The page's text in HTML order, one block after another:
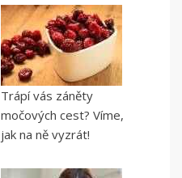
Trápí vás záněty
močových cest? Víme,
jak na ně vyzrát!